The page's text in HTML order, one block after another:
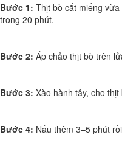
Bước 1: Thịt bò cắt miếng
trong 20 phút.
Bước 2: Áp chảo thịt bò trên
Bước 3: Xào hành tây, cho
Bước 4: Nấu thêm 3–5 phút